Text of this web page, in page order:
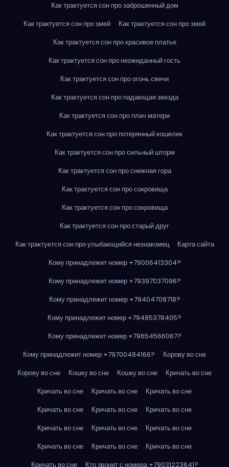
Как трактуется сон про заброшенный дом
Как трактуется сон про змей
Как трактуется сон про змей
Как трактуется сон про красивое платье
Как трактуется сон про неожиданный гость
Как трактуется сон про огонь свечи
Как трактуется сон про падающая звезда
Как трактуется сон про плач матери
Как трактуется сон про потерянный кошелек
Как трактуется сон про сильный шторм
Как трактуется сон про снежная гора
Как трактуется сон про сокровища
Как трактуется сон про сокровища
Как трактуется сон про старый друг
Как трактуется сон про улыбающийся незнакомец
Карта сайта
Кому принадлежит номер +79006413304?
Кому принадлежит номер +79397037096?
Кому принадлежит номер +79404708718?
Кому принадлежит номер +79485378405?
Кому принадлежит номер +79654566067?
Кому принадлежит номер +79700484166?
Корову во сне
Корову во сне
Кошку во сне Кошку во сне
Кричать во сне
Кричать во сне
Кричать во сне
Кричать во сне
Кричать во сне
Кричать во сне
Кричать во сне
Кричать во сне
Кричать во сне
Кричать во сне
Кричать во сне
Кричать во сне
Кричать во сне
Кричать во сне
Кто звонит с номера +79031223641?